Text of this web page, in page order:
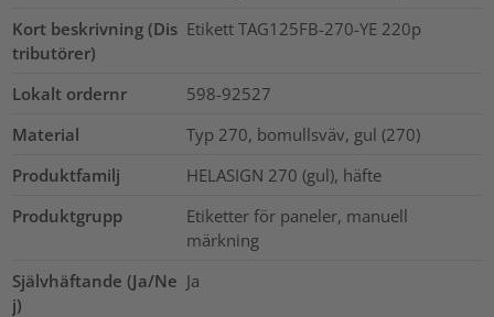
Kort beskrivning (Dis
tributörer)
Etikett TAG125FB-270-YE 220p
Lokalt ordernr
598-92527
Material
Typ 270, bomullsväv, gul (270)
Produktfamilj
HELASIGN 270 (gul), häfte
Produktgrupp
Etiketter för paneler, manuell
märkning
Självhäftande (Ja/Ne
j)
Ja